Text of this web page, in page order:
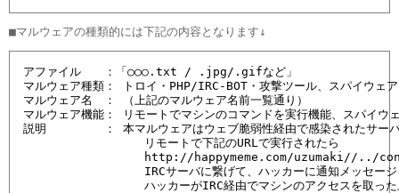
アファイル　　：「○○○.txt / .jpg/.gifなど」
マルウェア種類： トロイ・PHP/IRC-BOT・攻撃ツール、スパイウェ
マルウェア名　： （上記のマルウェア名前一覧通り）
マルウェア機能： リモートでマシンのコマンドを実行機能、スパイウ
説明　　　　　： 本マルウェアはウェブ脆弱性経由で感染されたサー
                 リモートで下記のURLで実行されたら
http://happymeme.com/uzumaki//../
IRCサーバに繋げて、ハッカーに通知メッセージ
ハッカーがIRC経由でマシンのアクセスを取っ